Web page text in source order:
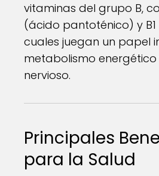
vitaminas del grupo B,
(ácido pantoténico) y
cuales juegan un papel
metabolismo energético
nervioso.
Principales
para la Salud